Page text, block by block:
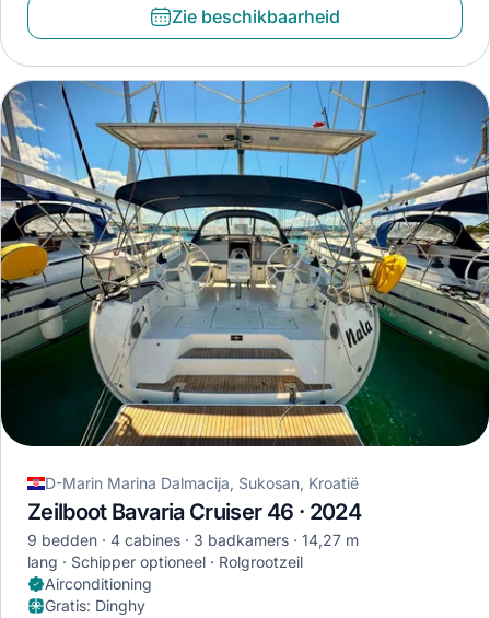
Zie beschikbaarheid
D-Marin Marina Dalmacija, Sukosan, Kroatië
Zeilboot Bavaria Cruiser 46 · 2024
9 bedden 4 cabines 3 badkamers
14,27 m
lang
Schipper optioneel
Rolgrootzeil
Airconditioning
Gratis: Dinghy